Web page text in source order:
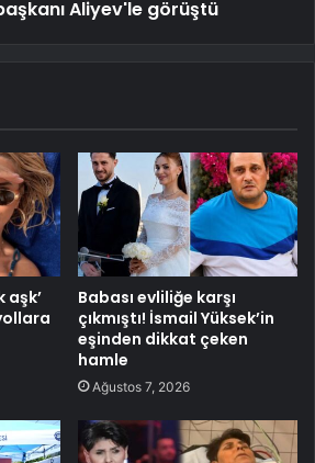
Aliyev'le görüştü
aşk’
Babası evliliğe karşı
çıkmıştı! İsmail Yüksek’in
eşinden dikkat çeken
hamle
Ağustos 7, 2026